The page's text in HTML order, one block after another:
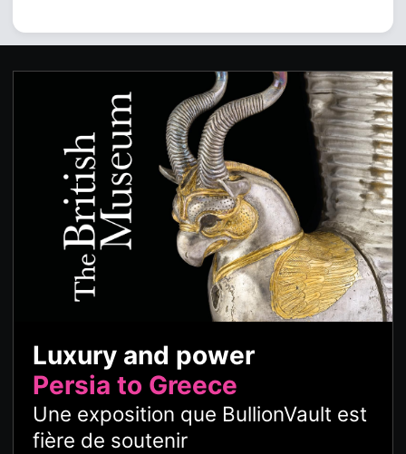
Luxury and power
Persia to Greece
Une exposition que BullionVault est
fière de soutenir